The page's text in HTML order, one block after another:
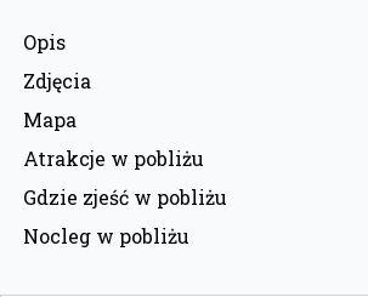
Opis
Zdjęcia
Mapa
Atrakcje w pobliżu
Gdzie zjeść w pobliżu
Nocleg w pobliżu